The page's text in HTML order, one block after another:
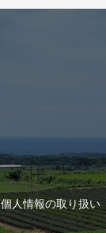
個人情報の取り扱い